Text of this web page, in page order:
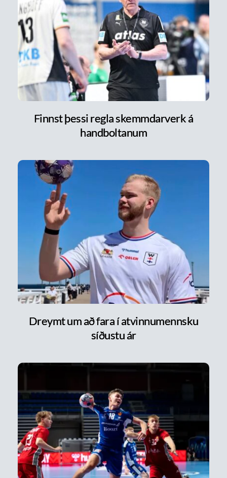
Finnst þessi regla skemmdarverk á
handboltanum
Dreymt um að fara í atvinnumennsku
síðustu ár